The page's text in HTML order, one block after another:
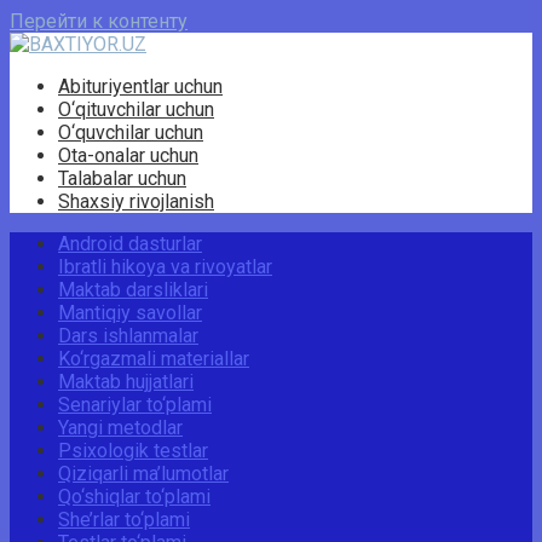
Перейти к контенту
Abituriyentlar uchun
O‘qituvchilar uchun
O‘quvchilar uchun
Ota-onalar uchun
Talabalar uchun
Shaxsiy rivojlanish
Android dasturlar
Ibratli hikoya va rivoyatlar
Maktab darsliklari
Mantiqiy savollar
Dars ishlanmalar
Ko‘rgazmali materiallar
Maktab hujjatlari
Senariylar to‘plami
Yangi metodlar
Psixologik testlar
Qiziqarli ma’lumotlar
Qo‘shiqlar to‘plami
She’rlar to‘plami